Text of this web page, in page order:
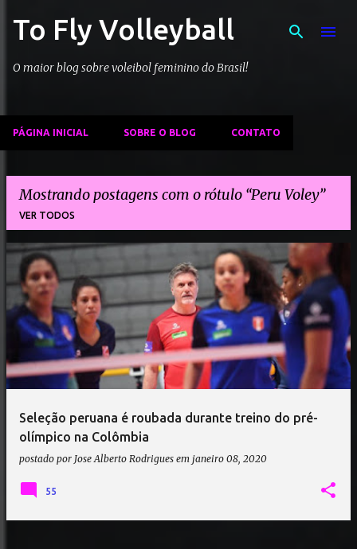
Pular para o conteúdo principal
To Fly Volleyball
O maior blog sobre voleibol feminino do Brasil!
PÁGINA INICIAL SOBRE O BLOG CONTATO
Mostrando postagens com o rótulo Peru Voley
VER TODOS
o
s
a
g
Seleção peruana é roubada durante treino do pré-
olímpico na Colômbia
postado por Jose Alberto Rodrigues em janeiro 08, 2020
55